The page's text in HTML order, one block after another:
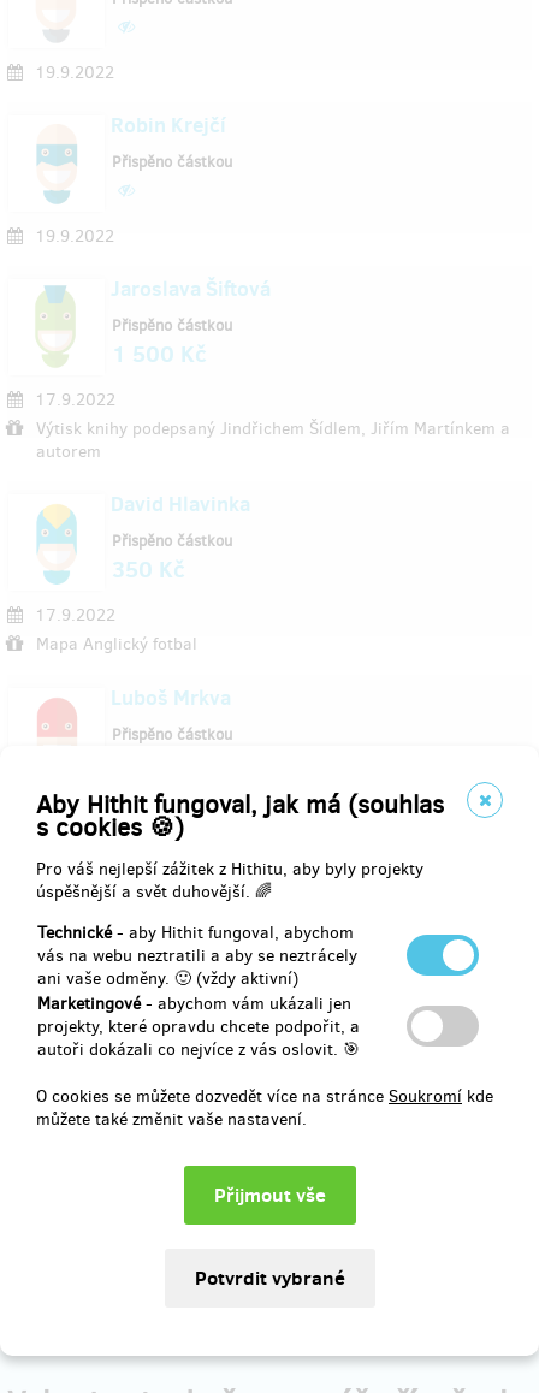
Aby Hithit fungoval, jak má (souhlas
s cookies 🍪)
Pro váš nejlepší zážitek z Hithitu, aby byly projekty
úspěšnější a svět duhovější. 🌈
Technické- aby Hithit fungoval, abychom
vás na webu neztratili a aby se neztrácely
ani vaše odměny. 🙂 (vždy aktivní)
Marketingové- abychom vám ukázali jen
projekty, které opravdu chcete podpořit, a
autoři dokázali co nejvíce z vás oslovit. 🎯
O cookies se můžete dozvedět více na stránce Soukromí kde
můžete také změnit vaše nastavení.
19.9.2022
Robin Krejčí
19.9.2022
Přispěno částkou
Jaroslava Šiftová
17.9.2022
Výtisk knihy podepsaný Jindřichem Šídlem, Jiřím Martínkem a
autorem
Přispěno částkou
1 500 Kč
David Hlavinka
17.9.2022
Mapa Anglický fotbal
Přispěno částkou
350 Kč
Luboš Mrkva
16.9.2022
Přispěno částkou
Josef Novotný
16.9.2022
Výtisk knihy
Přispěno částkou
650 Kč
Jana Pilátová
Přispěno částkou
650 Kč
Zobraz více přispěvatelů